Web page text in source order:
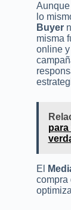
lo
Buyer
misma
online
para
El
compra